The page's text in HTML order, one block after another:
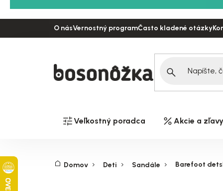
na
O násVernostný programČasto kladené otázky
Veľkostný poradca Akcie a zľavy
Domov Deti Sandále Barefoot